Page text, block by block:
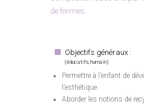
de formes.
Objectifs généraux :
(éducatifs, humain)
Permettre à l’enfant de
l’esthétique.
Aborder les notions de